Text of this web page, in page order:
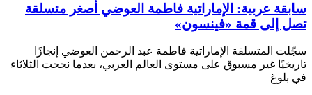
سابقة عربية: الإماراتية فاطمة العوضي أصغر متسلقة
تصل إلى قمة «فينسون»
سجّلت المتسلقة الإماراتية فاطمة عبد الرحمن العوضي إنجازًا
تاريخيًا غير مسبوق على مستوى العالم العربي، بعدما نجحت الثلاثاء
في بلوغ